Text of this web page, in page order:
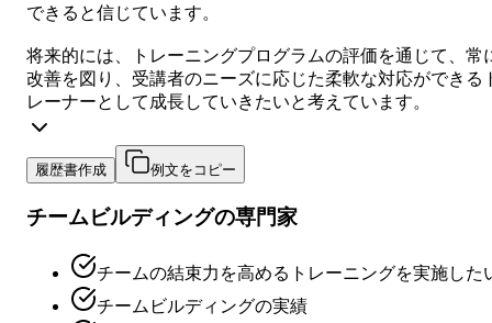
できると信じています。
将来的には、トレーニングプログラムの評価を通じて、常
改善を図り、受講者のニーズに応じた柔軟な対応ができる
レーナーとして成長していきたいと考えています。
履歴書作成 例文をコピー
チームビルディングの専門家
チームの結束力を高めるトレーニングを実施した
チームビルディングの実績